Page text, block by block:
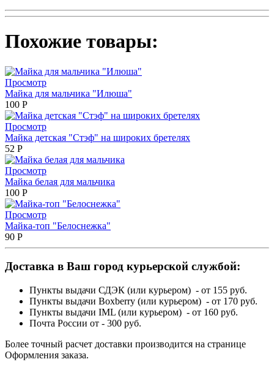
Похожие товары:
Просмотр
Майка для мальчика "Илюша"
100 Р
Просмотр
Майка детская "Стэф" на широких бретелях
52 Р
Просмотр
Майка белая для мальчика
100 Р
Просмотр
Майка-топ "Белоснежка"
90 Р
Доставка в Ваш город курьерской службой:
Пункты выдачи СДЭК (или курьером) - от 155 руб.
Пункты выдачи Boxberry (или курьером) - от 170 руб.
Пункты выдачи IML (или курьером) - от 160 руб.
Почта России от - 300 руб.
Более точный расчет доставки производится на странице
Оформления заказа.